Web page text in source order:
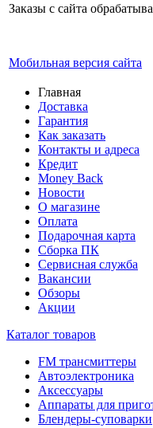
Заказы с сайта
Мобильная версия сайта
Главная
Доставка
Гарантия
Как заказать
Контакты и адреса
Кредит
Money Back
Новости
О магазине
Оплата
Подарочная карта
Сборка ПК
Сервисная служба
Вакансии
Обзоры
Акции
Каталог товаров
FM трансмиттеры
Автоэлектроника
Аксессуары
Аппараты для
Блендеры-суповарки